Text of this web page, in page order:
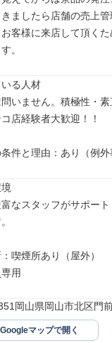
ましたら店舗の売上
客様に来店して頂く
。
る人材
いません。積極性・
店経験者大歓迎！！
件と理由：あり（例
なスタッフがサポー
喫煙所あり（屋外）
用
岡山県岡山市北区門
Googleマップで開く